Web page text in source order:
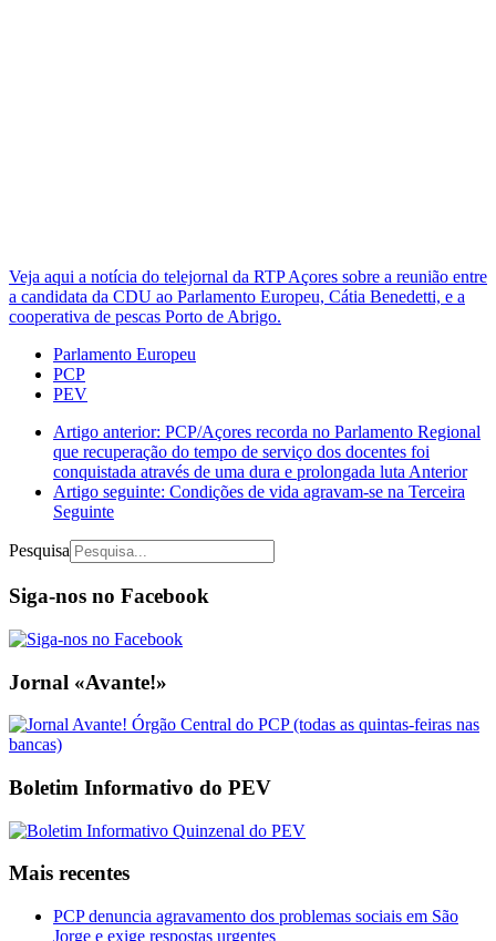
Veja aqui a notícia do telejornal da RTP Açores sobre a reunião entre
a candidata da CDU ao Parlamento Europeu, Cátia Benedetti, e a
cooperativa de pescas Porto de Abrigo.
Parlamento Europeu
PCP
PEV
Artigo anterior: PCP/Açores recorda no Parlamento Regional
que recuperação do tempo de serviço dos docentes foi
conquistada através de uma dura e prolongada lutaAnterior
Artigo seguinte: Condições de vida agravam-se na Terceira
Seguinte
Pesquisa
Siga-nos no Facebook
Jornal «Avante!»
Boletim Informativo do PEV
Mais recentes
PCP denuncia agravamento dos problemas sociais em São
Jorge e exige respostas urgentes